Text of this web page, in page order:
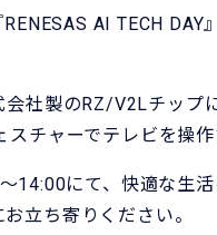
AI TECH DAY
会社製のRZ/V2Lチッ
チャーでテレビを操
14:00にて、快適な生
立ち寄りください。